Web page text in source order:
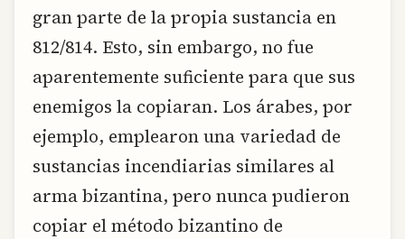
gran parte de la propia sustancia en
812/814. Esto, sin embargo, no fue
aparentemente suficiente para que sus
enemigos la copiaran. Los árabes, por
ejemplo, emplearon una variedad de
sustancias incendiarias similares al
arma bizantina, pero nunca pudieron
copiar el método bizantino de